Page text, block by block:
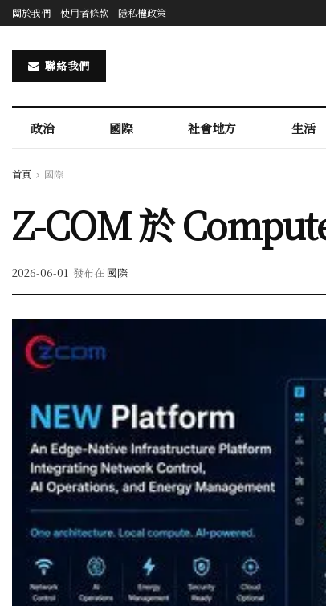
關於我們 使用者條款 隱私權政策
聯絡我們
政治 國際 社會地方 生活
首頁 國際
Z-COM 於
2026-06-01 發布在 國際